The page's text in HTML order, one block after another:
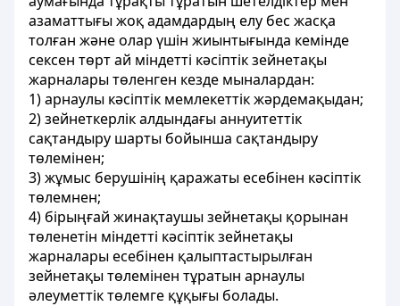
азаматтығы жоқ адамдардың елу бес жасқа
толған және олар үшін жиынтығында кемінде
сексен төрт ай міндетті кәсіптік зейнетақы
жарналары төленген кезде мыналардан:
1) арнаулы кәсіптік мемлекеттік жәрдемақыдан;
2) зейнеткерлік алдындағы аннуитеттік
сақтандыру шарты бойынша сақтандыру
төлемінен;
3) жұмыс берушінің қаражаты есебінен кәсіптік
төлемнен;
4) бірыңғай жинақтаушы зейнетақы қорынан
төленетін міндетті кәсіптік зейнетақы
жарналары есебінен қалыптастырылған
зейнетақы төлемінен тұратын арнаулы
әлеуметтік төлемге құқығы болады.